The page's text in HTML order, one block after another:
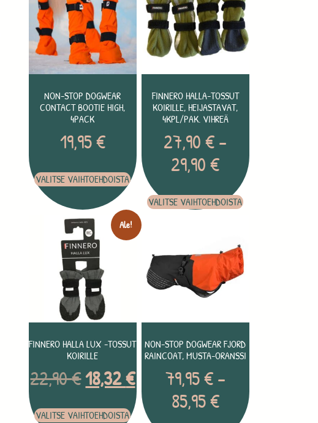
NON-STOP DOGWEAR
CONTACT BOOTIE HIGH,
4PACK
19,95€
VALITSE VAIHTOEHDOISTA
FINNERO HALLA-TOSSUT
KOIRILLE, HEIJASTAVAT,
4KPL/PAK. VIHREÄ
27,90€–
29,90€
VALITSE VAIHTOEHDOISTA
Ale!
FINNERO HALLA LUX -TOSSUT
KOIRILLE
22,90€18,32€
VALITSE VAIHTOEHDOISTA
NON-STOP DOGWEAR FJORD
RAINCOAT, MUSTA-ORANSSI
79,95€–
85,95€